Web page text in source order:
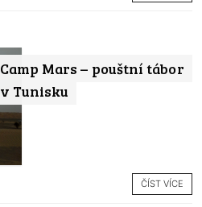
Camp Mars – pouštní tábor
v Tunisku
ČÍST VÍCE